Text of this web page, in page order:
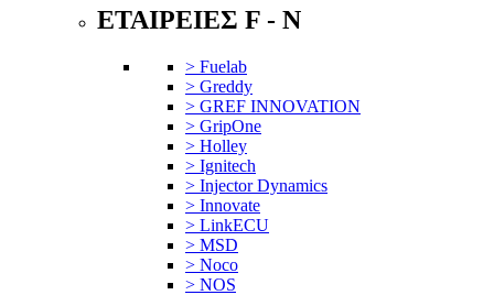
ΕΤΑΙΡΕΙΕΣ F - N
> Fuelab
> Greddy
> GREF INNOVATION
> GripOne
> Holley
> Ignitech
> Injector Dynamics
> Innovate
> LinkECU
> MSD
> Noco
> NOS